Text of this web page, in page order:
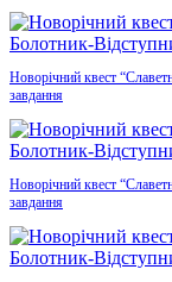
Новорічний квест
завдання
Новорічний квест
завдання